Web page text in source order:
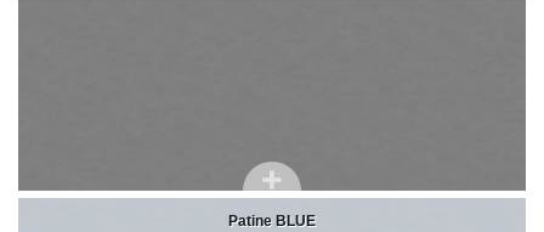
Patine BLUE